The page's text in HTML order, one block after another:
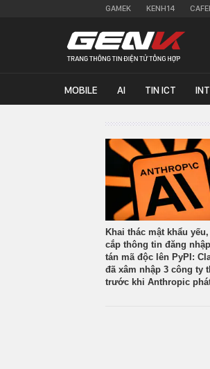
GAMEK KENH14
MOBILE AI TIN ICT
Khai thác mật khẩu
cắp thông tin đăng
tán mã độc lên PyPI:
đã xâm nhập 3 công ty
trước khi Anthropic